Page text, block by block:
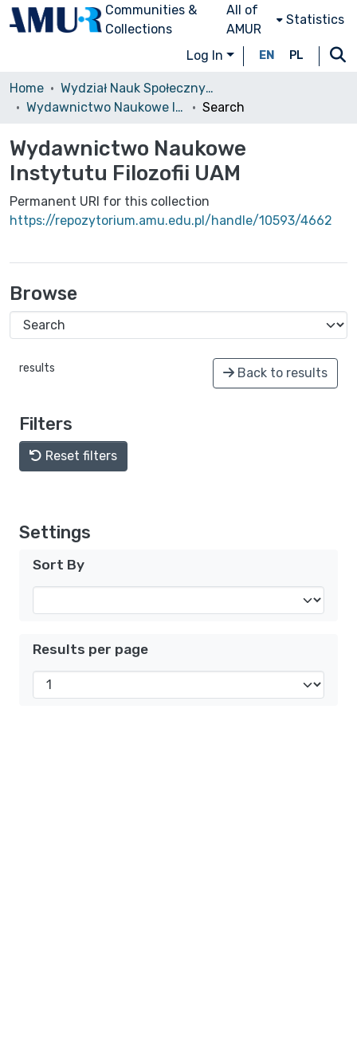
Communities &
Collections
All of
AMUR
Statistics
Log In EN PL
Home
Wydział Nauk Społecznych (WNS)/Faculty of Social Sciences
Wydawnictwo Naukowe Instytutu Filozofii UAM
Search
Wydawnictwo Naukowe
Instytutu Filozofii UAM
Permanent URI for this collection
https://repozytorium.amu.edu.pl/handle/10593/4662
Browse
results Back to results
Filters
Reset filters
Settings
Sort By
Results per page